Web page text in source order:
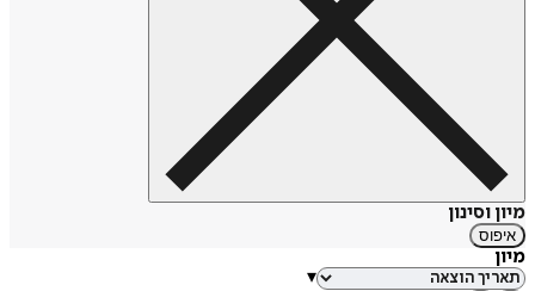
מיון וסינון
איפוס
מיון
▾